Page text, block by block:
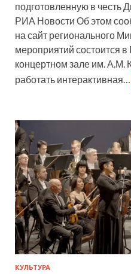
подготовленную в честь
РИА Новости Об этом
на сайт регионального
мероприятий состоится
концертном зале им. А.М.
работать интерактивная…
КУЛЬТУРА